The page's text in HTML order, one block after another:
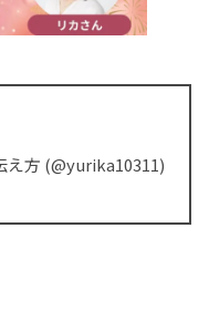
方 (@yurika10311)